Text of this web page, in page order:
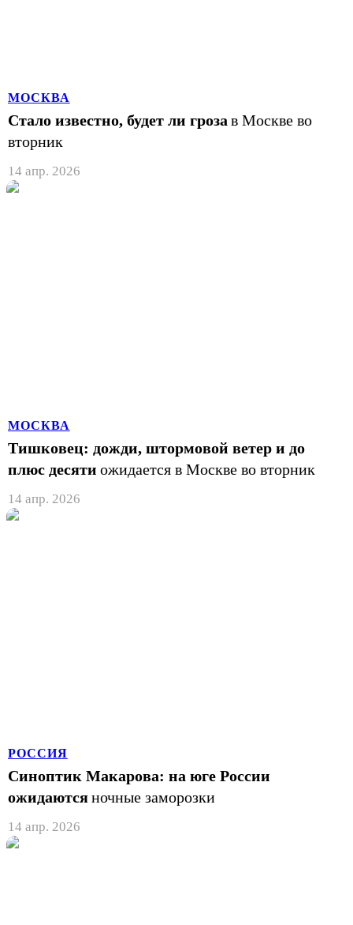
МОСКВА
Стало известно, будет ли гроза в Москве во
вторник
14 апр. 2026
МОСКВА
Тишковец: дожди, штормовой ветер и до
плюс десяти ожидается в Москве во вторник
14 апр. 2026
РОССИЯ
Синоптик Макарова: на юге России
ожидаютсяночные заморозки
14 апр. 2026